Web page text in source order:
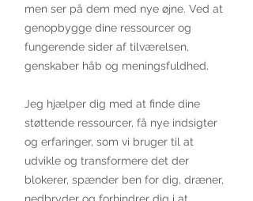
men ser på dem med nye øjne. Ved at
genopbygge dine ressourcer og
fungerende sider af tilværelsen,
genskaber håb og meningsfuldhed.
Jeg hjælper dig med at finde dine
støttende ressourcer, få nye indsigter
og erfaringer, som vi bruger til at
udvikle og transformere det der
blokerer, spænder ben for dig, dræner,